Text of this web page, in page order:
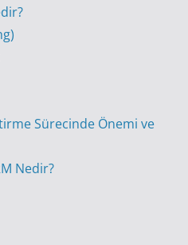
Sürecinde Önemi ve
Nedir?